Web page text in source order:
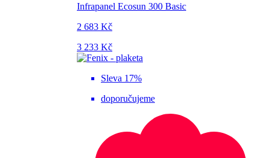
Infrapanel Ecosun 300 Basic
2 683 Kč
3 233 Kč
Sleva 17%
doporučujeme